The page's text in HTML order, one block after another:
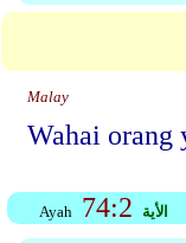
Malay
Wahai orang
Ayah 74:2 الأية